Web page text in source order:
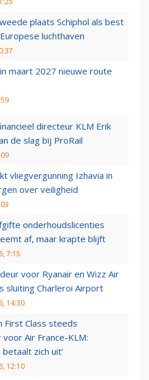
plaats Schiphol als best
luchthaven
maart 2027 nieuwe route
directeur KLM Erik
de slag bij ProRail
vliegvergunning Izhavia in
over veiligheid
onderhoudslicenties
af, maar krapte blijft
7:15
voor Ryanair en Wizz Air
sluiting Charleroi Airport
14:30
First Class steeds
Air France-KLM:
zich uit’
12:10